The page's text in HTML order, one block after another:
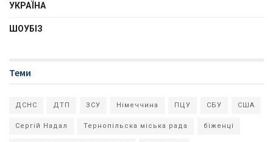
УКРАЇНА
ШОУБІЗ
Теми
ДСНС ДТП ЗСУ Німеччина ПЦУ СБУ США
Сергій Надал Тернопільска міська рада біженці